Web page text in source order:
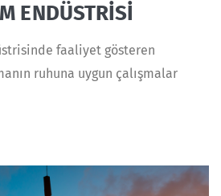
ENDÜSTRİSİ
faaliyet gösteren
ruhuna uygun çalışmalar